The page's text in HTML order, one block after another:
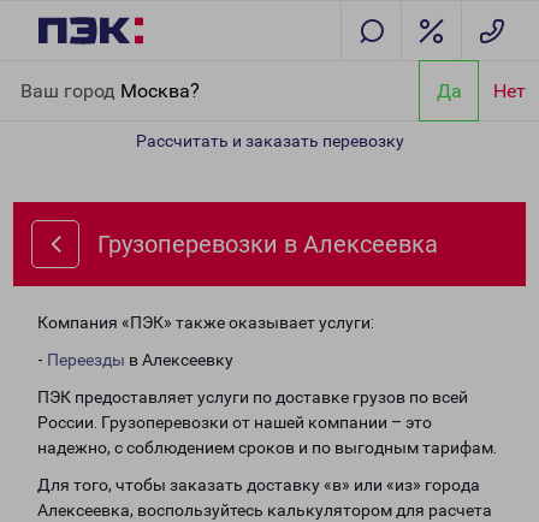
Ваш город Москва? Да Нет
Рассчитать и заказать перевозку
Грузоперевозки в Алексеевка
Компания «ПЭК» также оказывает услуги:
- Переезды в Алексеевку
ПЭК предоставляет услуги по доставке грузов по всей
России. Грузоперевозки от нашей компании – это
надежно, с соблюдением сроков и по выгодным тарифам.
Для того, чтобы заказать доставку «в» или «из» города
Алексеевка, воспользуйтесь калькулятором для расчета